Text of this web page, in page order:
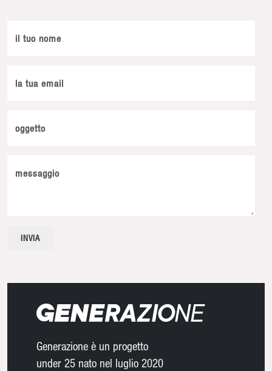
il tuo nome
la tua email
oggetto
messaggio
Generazione è un progetto
under 25 nato nel luglio 2020